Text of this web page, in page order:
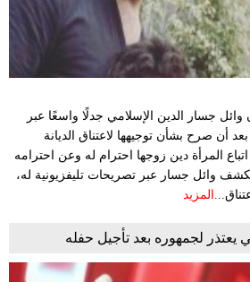
وائل جسار الدين الإسلامي جدلًا واسعًا عبر
أن صرح بشأن توجيهها لاعتناق الديانة
المرأة دين زوجها احترام له وعن احترامه
وائل جسار عبر تصريحات تليفزيونية له،
المزيد
لجمهوره بعد تأجيل حفله